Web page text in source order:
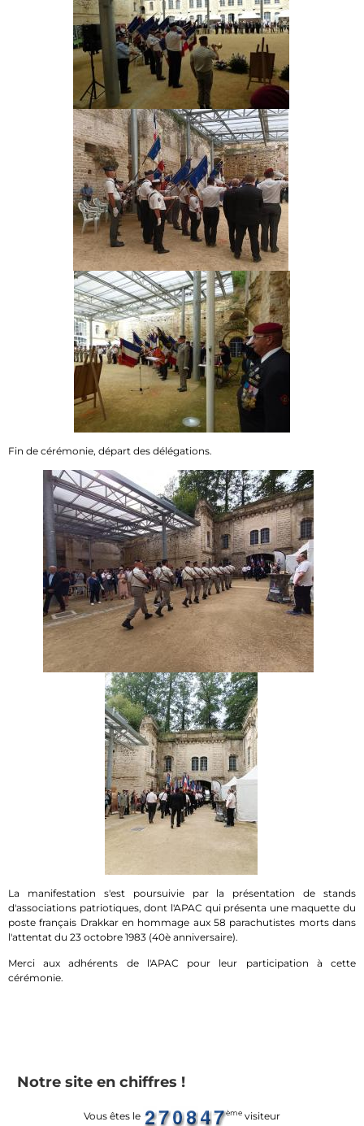
Fin de cérémonie, départ des délégations.
La manifestation s'est poursuivie par la présentation de stands
d'associations patriotiques, dont l'APAC qui présenta une maquette du
poste français Drakkar en hommage aux 58 parachutistes morts dans
l'attentat du 23 octobre 1983 (40è anniversaire).
Merci aux adhérents de l'APAC pour leur participation à cette
cérémonie.
Notre site en chiffres !
Vous êtes le ème visiteur